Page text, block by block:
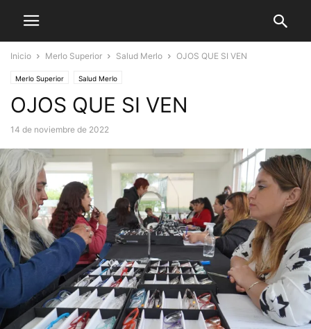
Inicio Merlo Superior Salud Merlo OJOS QUE SI VEN
Merlo Superior Salud Merlo
OJOS QUE SI VEN
14 de noviembre de 2022